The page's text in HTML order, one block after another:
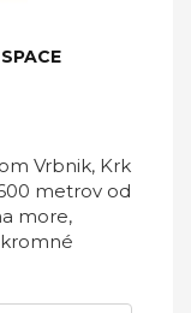
Vrbnik, Krk
metrov od
more,